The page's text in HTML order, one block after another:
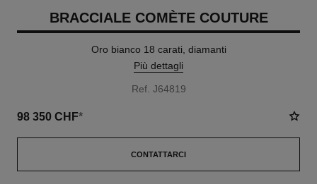
BRACCIALE COMÈTE COUTURE
Oro bianco 18 carati, diamanti
Più dettagli
Ref. J64819
98 350 CHF*
CONTATTARCI